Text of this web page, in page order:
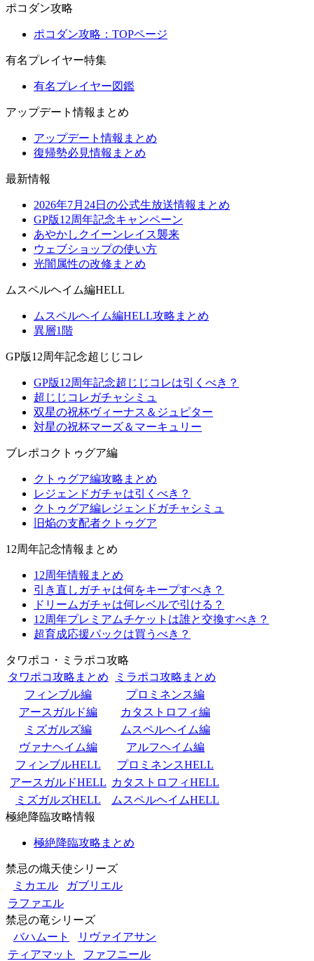
ポコダン攻略
ポコダン攻略：TOPページ
有名プレイヤー特集
有名プレイヤー図鑑
アップデート情報まとめ
アップデート情報まとめ
復帰勢必見情報まとめ
最新情報
2026年7月24日の公式生放送情報まとめ
GP版12周年記念キャンペーン
あやかしクイーンレイス襲来
ウェブショップの使い方
光闇属性の改修まとめ
ムスペルヘイム編HELL
ムスペルヘイム編HELL攻略まとめ
異層1階
GP版12周年記念超じじコレ
GP版12周年記念超じじコレは引くべき？
超じじコレガチャシミュ
双星の祝杯ヴィーナス＆ジュピター
対星の祝杯マーズ＆マーキュリー
ブレポコクトゥグア編
クトゥグア編攻略まとめ
レジェンドガチャは引くべき？
クトゥグア編レジェンドガチャシミュ
旧焔の支配者クトゥグア
12周年記念情報まとめ
12周年情報まとめ
引き直しガチャは何をキープすべき？
ドリームガチャは何レベルで引ける？
12周年プレミアムチケットは誰と交換すべき？
超育成応援パックは買うべき？
タワポコ・ミラポコ攻略
タワポコ攻略まとめ
ミラポコ攻略まとめ
フィンブル編
プロミネンス編
アースガルド編
カタストロフィ編
ミズガルズ編
ムスペルヘイム編
ヴァナヘイム編
アルフヘイム編
フィンブルHELL
プロミネンスHELL
アースガルドHELL カタストロフィHELL
ミズガルズHELL
ムスペルヘイムHELL
極絶降臨攻略情報
極絶降臨攻略まとめ
禁忌の熾天使シリーズ
ミカエル
ガブリエル
ラファエル
禁忌の竜シリーズ
バハムート
リヴァイアサン
ティアマット
ファフニール